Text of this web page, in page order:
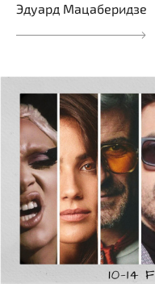
Эдуард Мацаберидзе